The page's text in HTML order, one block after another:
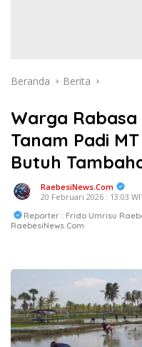
Beranda Berita
Warga
Tanam Padi
Butuh
RaebesiNews.Com
20 Februari 2026 : 13:03
Reporter : Frido Umrisu
RaebesiNews.com